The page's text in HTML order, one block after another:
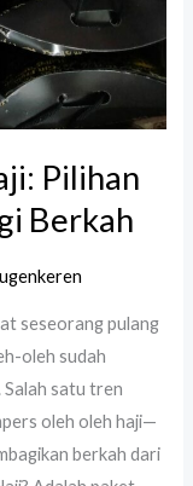
Pilihan
Berkah
seseorang pulang
oleh sudah
Salah satu tren
oleh oleh haji—
berkah dari